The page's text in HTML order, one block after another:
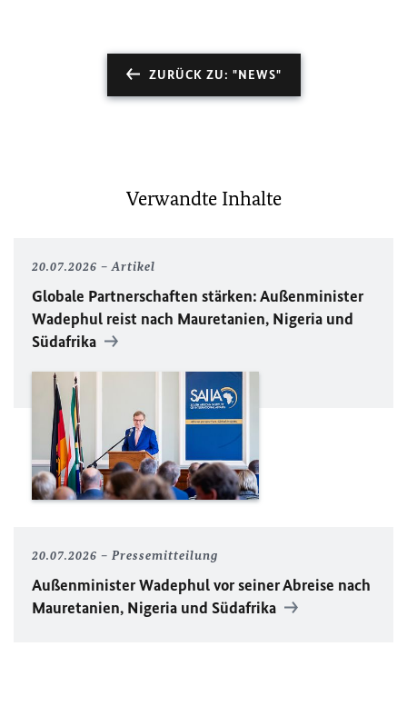
ZURÜCK ZU: "NEWS"
Verwandte Inhalte
20.07.2026 Artikel
Globale Partnerschaften stärken: Außenminister
Wadephul reist nach Mauretanien, Nigeria und
Südafrika
20.07.2026 Pressemitteilung
Außenminister Wadephul vor seiner Abreise nach
Mauretanien, Nigeria und Südafrika